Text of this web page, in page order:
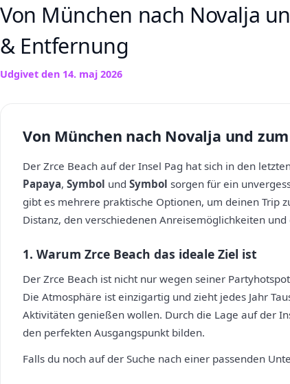
Von München nach Novalja
& Entfernung
Udgivet den 14. maj 2026
Von München nach Novalja und
Der Zrce Beach auf der Insel Pag hat sich in den
Papaya, Symbol und Symbol sorgen für ein
gibt es mehrere praktische Optionen, um deinen Trip
Distanz, den verschiedenen Anreisemöglichkeiten
1. Warum Zrce Beach das ideale Ziel ist
Der Zrce Beach ist nicht nur wegen seiner
Die Atmosphäre ist einzigartig und zieht jedes Jahr
Aktivitäten genießen wollen. Durch die Lage auf der
den perfekten Ausgangspunkt bilden.
Falls du noch auf der Suche nach einer passenden